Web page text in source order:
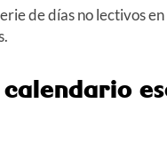
de días no lectivos